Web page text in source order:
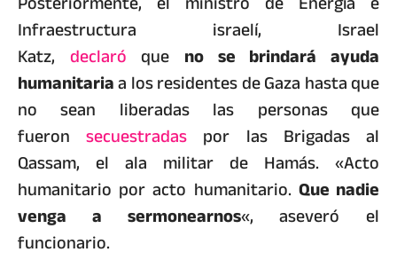
Infraestructura israelí, Israel
Katz, declaró que no se brindará ayuda
humanitariaa los residentes de Gaza hasta que
no sean liberadas las personas que
fueronsecuestradas por las Brigadas al
Qassam, el ala militar de Hamás. «Acto
humanitario por acto humanitario. Que nadie
venga a sermonearnos«, aseveró el
funcionario.